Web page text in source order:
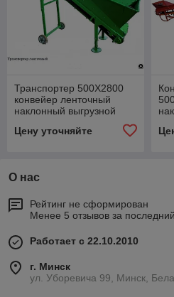
Транспортер 500Х2800
конвейер ленточный
наклонный выгрузной
Цену уточняйте
О нас
Рейтинг не сформирован
Менее 5 отзывов за
Работает с 22.10.2010
г. Минск
ул. Уборевича 99, Минск,